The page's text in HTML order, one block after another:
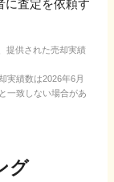
に査定を依頼す
提供された売却実績
実績数は2026年6月
一致しない場合があ
グ